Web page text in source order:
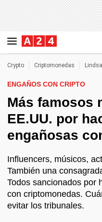
Crypto Criptomonedas
ENGAÑOS CON CRIPTO
Más famosos
EE.UU. por
engañosas
Influencers, músicos,
También una
Todos sancionados por
con criptomonedas.
evitar los tribunales.